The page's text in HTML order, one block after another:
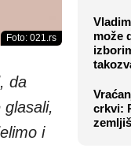
Foto: 021.rs
da
i
može
crkvi: